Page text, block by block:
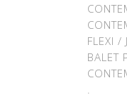
FLEXI /
BALET
.